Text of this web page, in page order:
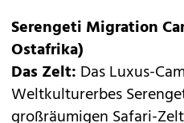
Serengeti Migration
Ostafrika)
Das Zelt: Das Luxus-
Weltkulturerbes
großräumigen Safari-